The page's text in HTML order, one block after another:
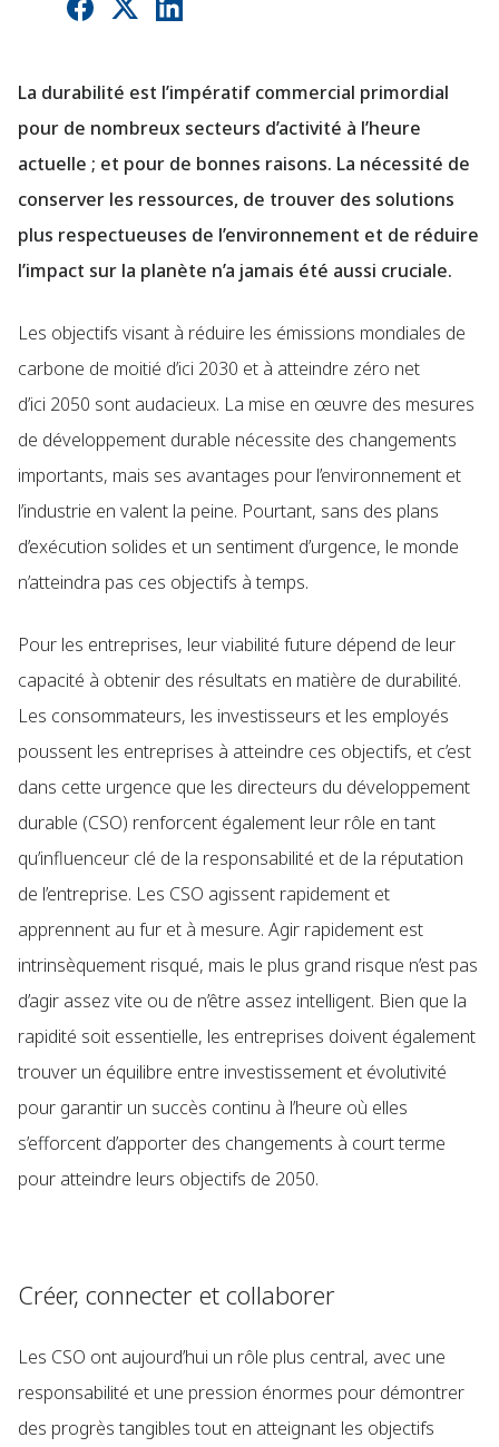
La durabilité est l’impératif commercial primordial
pour de nombreux secteurs d’activité à l’heure
actuelle ; et pour de bonnes raisons. La nécessité de
conserver les ressources, de trouver des solutions
plus respectueuses de l’environnement et de réduire
l’impact sur la planète n’a jamais été aussi cruciale.
Les objectifs visant à réduire les émissions mondiales de
carbone de moitié d’ici 2030 et à atteindre zéro net
d’ici 2050 sont audacieux. La mise en œuvre des mesures
de développement durable nécessite des changements
importants, mais ses avantages pour l’environnement et
l’industrie en valent la peine. Pourtant, sans des plans
d’exécution solides et un sentiment d’urgence, le monde
n’atteindra pas ces objectifs à temps.
Pour les entreprises, leur viabilité future dépend de leur
capacité à obtenir des résultats en matière de durabilité.
Les consommateurs, les investisseurs et les employés
poussent les entreprises à atteindre ces objectifs, et c’est
dans cette urgence que les directeurs du développement
durable (CSO) renforcent également leur rôle en tant
qu’influenceur clé de la responsabilité et de la réputation
de l’entreprise. Les CSO agissent rapidement et
apprennent au fur et à mesure. Agir rapidement est
intrinsèquement risqué, mais le plus grand risque n’est pas
d’agir assez vite ou de n’être assez intelligent. Bien que la
rapidité soit essentielle, les entreprises doivent également
trouver un équilibre entre investissement et évolutivité
pour garantir un succès continu à l’heure où elles
s’efforcent d’apporter des changements à court terme
pour atteindre leurs objectifs de 2050.
Créer, connecter et collaborer
Les CSO ont aujourd’hui un rôle plus central, avec une
responsabilité et une pression énormes pour démontrer
des progrès tangibles tout en atteignant les objectifs